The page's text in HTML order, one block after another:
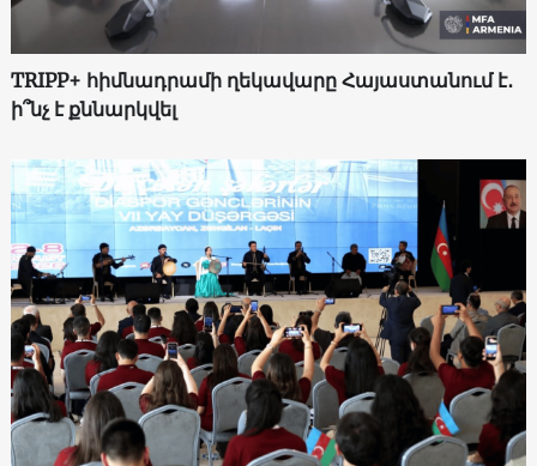
TRIPP+ հիմնադրամի ղեկավարը Հայաստանում է․
ի՞նչ է քննարկվել